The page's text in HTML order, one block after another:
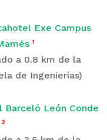
Exe Campus
¹
a 0.8 km de la
de Ingenierías)
Barceló León Conde
²